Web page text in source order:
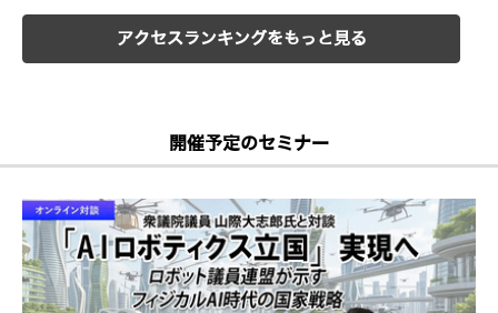
アクセスランキングをもっと見る
開催予定のセミナー